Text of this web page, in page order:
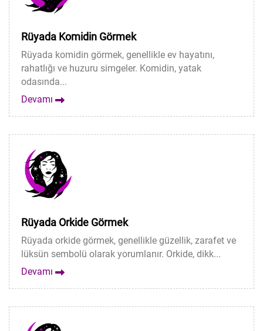
Rüyada Komidin Görmek
Rüyada komidin görmek, genellikle ev hayatını,
rahatlığı ve huzuru simgeler. Komidin, yatak
odasında...
Devamı
Rüyada Orkide Görmek
Rüyada orkide görmek, genellikle güzellik, zarafet ve
lüksün sembolü olarak yorumlanır. Orkide, dikk...
Devamı